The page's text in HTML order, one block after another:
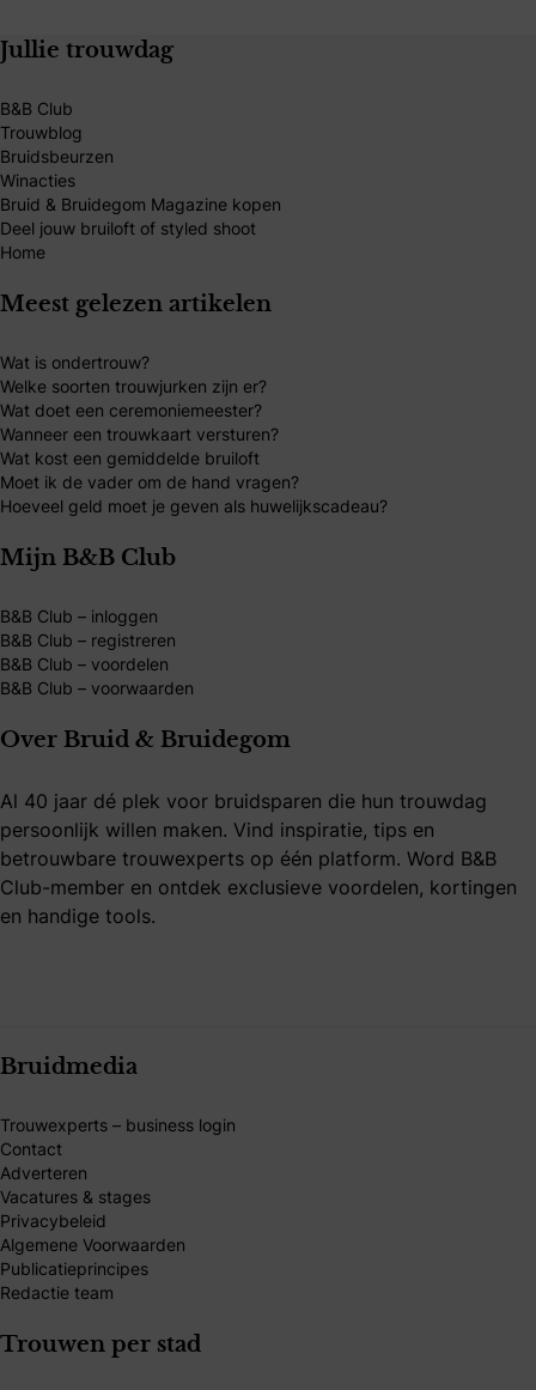
Jullie trouwdag
B&B Club
Trouwblog
Bruidsbeurzen
Winacties
Bruid & Bruidegom Magazine kopen
Deel jouw bruiloft of styled shoot
Home
Meest gelezen artikelen
Wat is ondertrouw?
Welke soorten trouwjurken zijn er?
Wat doet een ceremoniemeester?
Wanneer een trouwkaart versturen?
Wat kost een gemiddelde bruiloft
Moet ik de vader om de hand vragen?
Hoeveel geld moet je geven als huwelijkscadeau?
Mijn B&B Club
B&B Club – inloggen
B&B Club – registreren
B&B Club – voordelen
B&B Club – voorwaarden
Over Bruid & Bruidegom
Al 40 jaar dé plek voor bruidsparen die hun trouwdag
persoonlijk willen maken. Vind inspiratie, tips en
betrouwbare trouwexperts op één platform. Word B&B
Club-member en ontdek exclusieve voordelen, kortingen
en handige tools.
Bruidmedia
Trouwexperts – business login
Contact
Adverteren
Vacatures & stages
Privacybeleid
Algemene Voorwaarden
Publicatieprincipes
Redactie team
Trouwen per stad